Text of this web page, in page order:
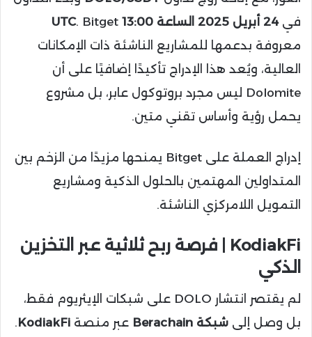
في24 أبريل 2025 الساعة 13:00 UTC
. Bitget
معروفة بدعمها للمشاريع الناشئة ذات الإمكانات
العالية، ويُعد هذا الإدراج تأكيدًا إضافيًا على أن
Dolomite ليس مجرد بروتوكول عابر، بل مشروع
يحمل رؤية وأساس تقني متين.
إدراج العملة على Bitget يمنحها مزيدًا من الزخم بين
المتداولين المهتمين بالحلول الذكية ومشاريع
التمويل اللامركزي الناشئة.
KodiakFi | فرصة ربح ثلاثية عبر التخزين
الذكي
لم يقتصر انتشار DOLO على شبكات الإيثريوم فقط،
بل وصل إلى شبكة Berachain عبر منصة KodiakFi
.